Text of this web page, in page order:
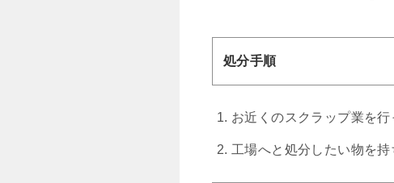
処分手順
お近くのスクラップ業を
工場へと処分したい物を持